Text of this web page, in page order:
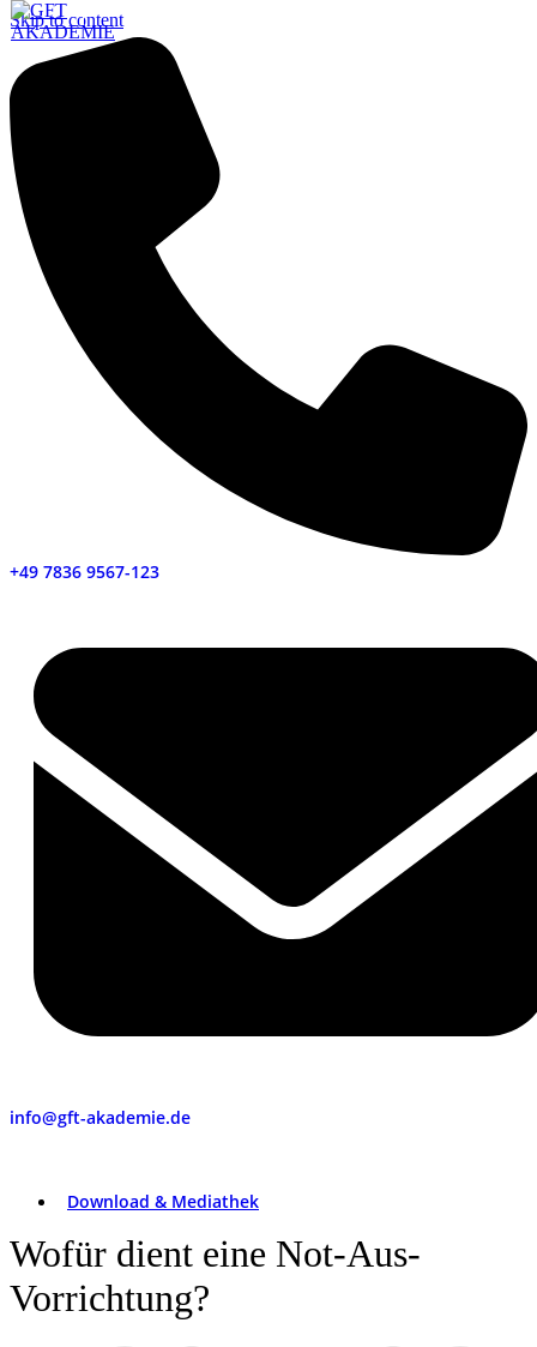
Skip to content
+49 7836 9567-123
info@gft-akademie.de
Download & Mediathek
Wofür dient eine Not-Aus-
Vorrichtung?